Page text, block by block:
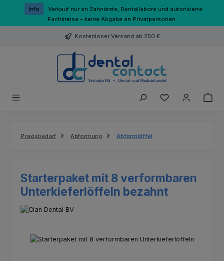
Zum Hauptinhalt springen
Info
Verkauf nur an Zahnärzte, Dentallabore und autorisierte
Fachkreise – keine Abgabe an Privatpersonen.
Kostenloser Versand ab 250 €
Du hast 0
Praxisbedarf Abformung Abformlöffel
Starterpaket mit 8 verformbaren
Unterkieferlöffeln bezahnt
Bildergalerie überspringen